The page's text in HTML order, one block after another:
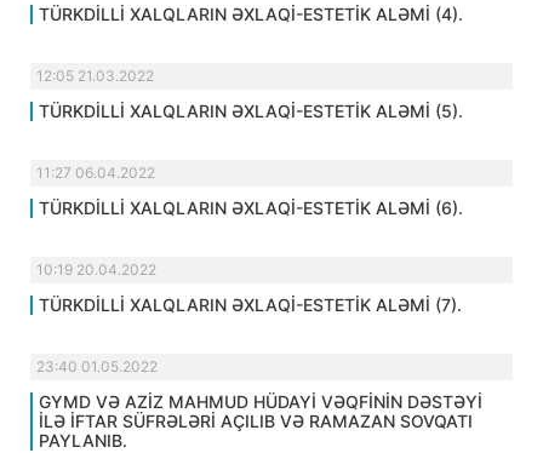
TÜRKDİLLİ XALQLARIN ƏXLAQİ-ESTETİK ALƏMİ (4).
12:05 21.03.2022
TÜRKDİLLİ XALQLARIN ƏXLAQİ-ESTETİK ALƏMİ (5).
11:27 06.04.2022
TÜRKDİLLİ XALQLARIN ƏXLAQİ-ESTETİK ALƏMİ (6).
10:19 20.04.2022
TÜRKDİLLİ XALQLARIN ƏXLAQİ-ESTETİK ALƏMİ (7).
23:40 01.05.2022
GYMD VƏ AZİZ MAHMUD HÜDAYİ VƏQFİNİN DƏSTƏYİ
İLƏ İFTAR SÜFRƏLƏRİ AÇILIB VƏ RAMAZAN SOVQATI
PAYLANIB.